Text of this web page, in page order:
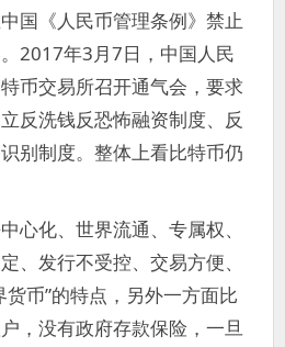
国《人民币管理条例》禁止
2017年3月7日，中国人民
币交易所召开通气会，要求
反洗钱反恐怖融资制度、反
别制度。整体上看比特币仍
心化、世界流通、专属权、
、发行不受控、交易方便、
货币”的特点，另外一方面比
，没有政府存款保险，一旦